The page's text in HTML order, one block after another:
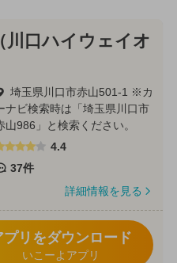
川口ハイウェイオ
埼玉県川口市赤山501-1 ※カ
ナビ検索時は「埼玉県川口市
山986」と検索ください。
4.4
37件
詳細情報を見る
プリをダウンロード
いこーよアプリ